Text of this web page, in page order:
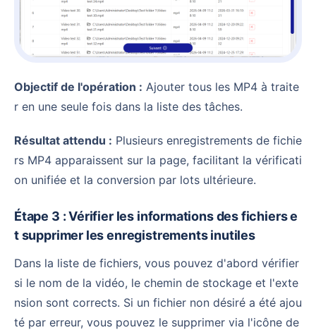
Objectif de l'opération : Ajouter tous les MP4 à traite
r en une seule fois dans la liste des tâches.
Résultat attendu : Plusieurs enregistrements de fichie
rs MP4 apparaissent sur la page, facilitant la vérificati
on unifiée et la conversion par lots ultérieure.
Étape 3 : Vérifier les informations des fichiers e
t supprimer les enregistrements inutiles
Dans la liste de fichiers, vous pouvez d'abord vérifier
si le nom de la vidéo, le chemin de stockage et l'exte
nsion sont corrects. Si un fichier non désiré a été ajou
té par erreur, vous pouvez le supprimer via l'icône de